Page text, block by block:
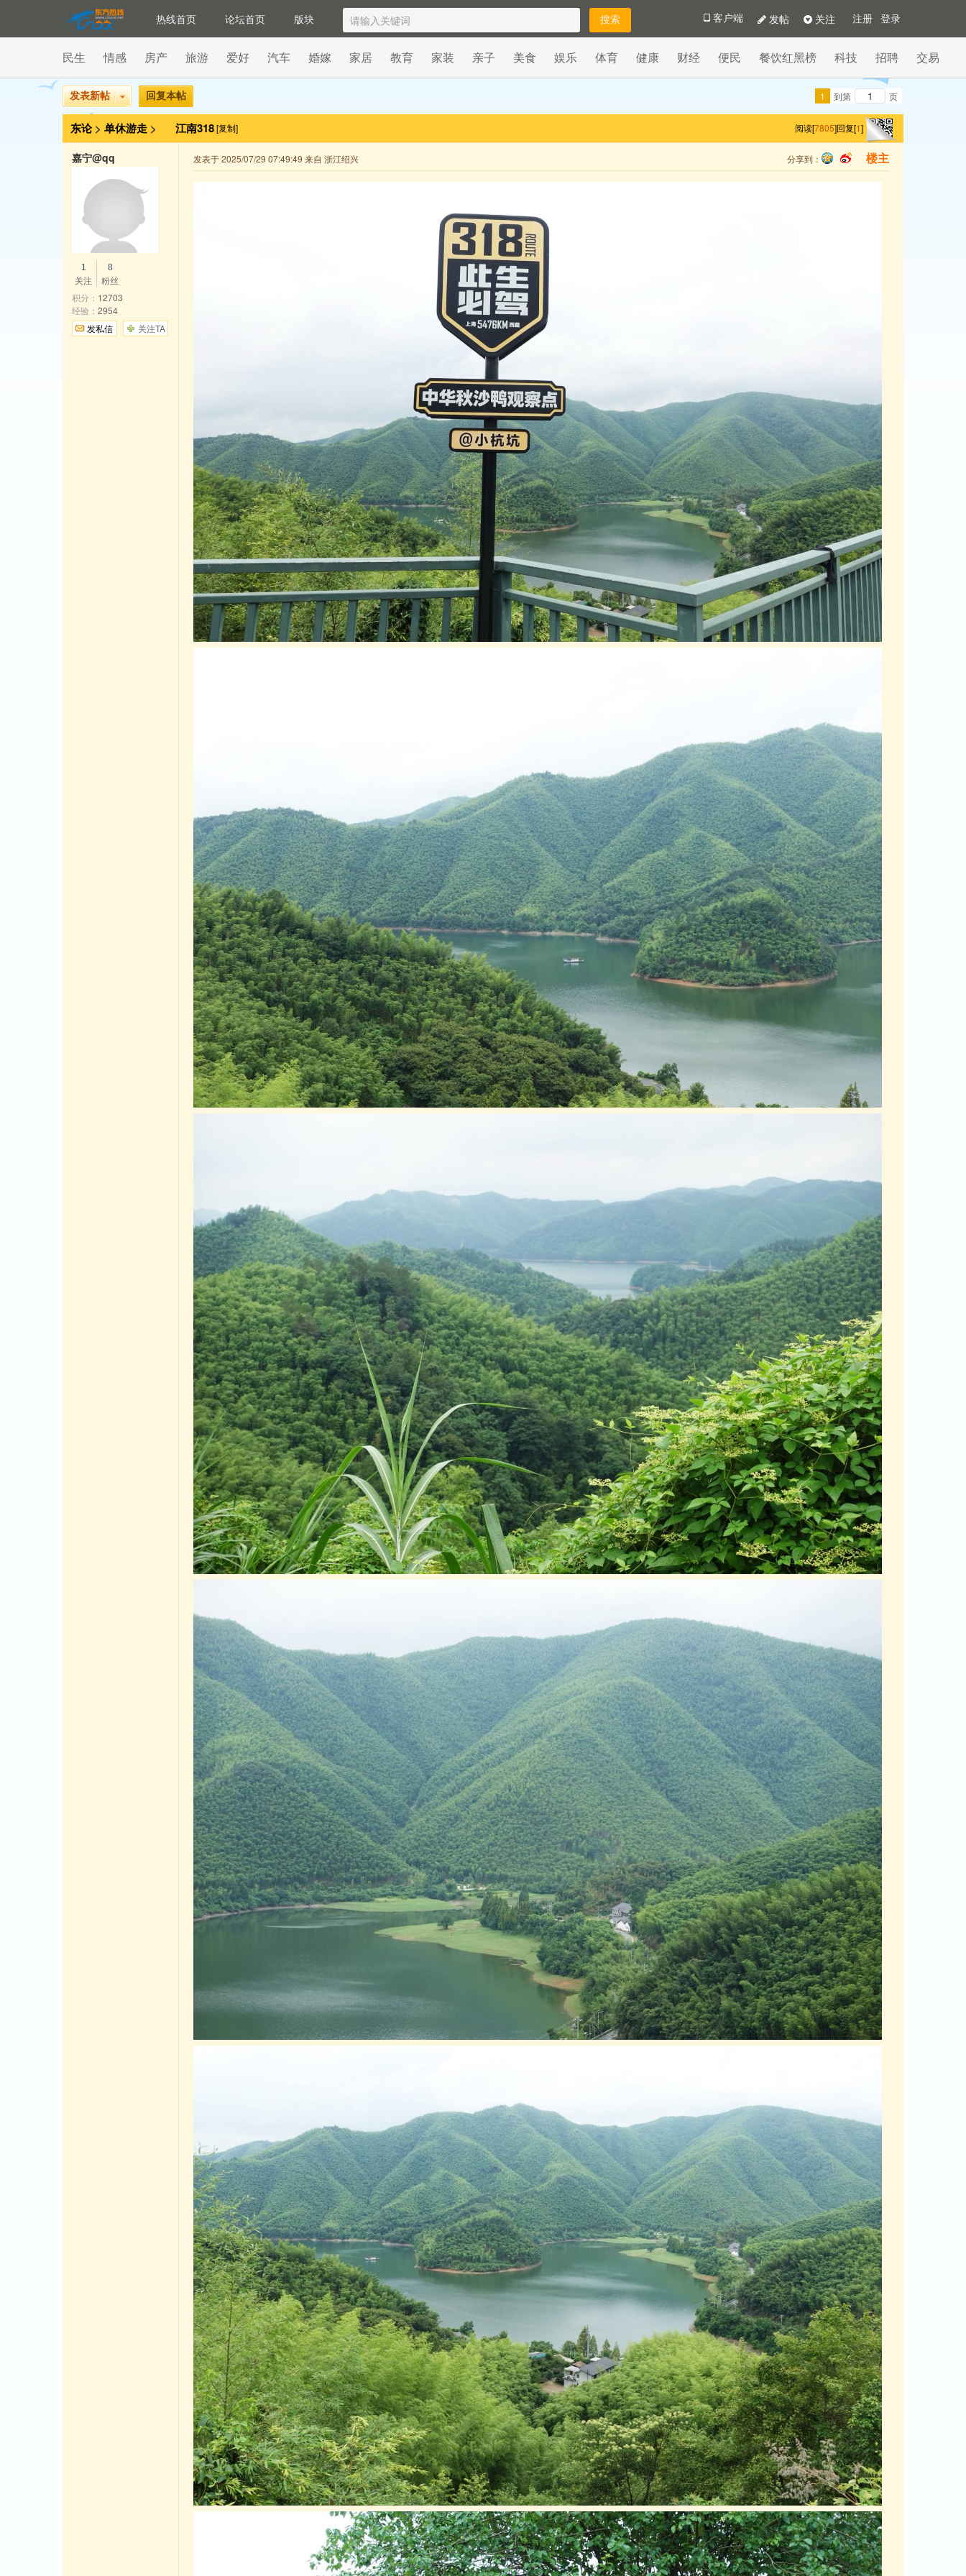
热线首页 论坛首页 版块 注册 登录
关注
发帖
客户端
民生 情感 房产 旅游 爱好 汽车 婚嫁 家居 教育 家装 亲子 美食 娱乐 体育 健康 财经 便民 餐饮红黑榜 科技 招聘 交易
发表新帖 回复本帖 1 到第 页
东论 > 单休游走 > 江南318[复制] 阅读[7805]回复[1]
发表于 2025/07/29 07:49:49 来自 浙江绍兴 楼主
分享到：
qq
sina
嘉宁@qq
1
关注
8
粉丝
积分： 12703
经验： 2954
发私信
关注TA